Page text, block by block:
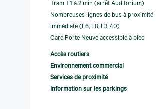
Tram T1 à 2 min (arrêt Auditorium)
Nombreuses lignes de bus à proximité
immédiate (L6, L8, L3, 40)
Gare Porte Neuve accessible à pied
Accès routiers
Environnement commercial
Services de proximité
Information sur les parkings